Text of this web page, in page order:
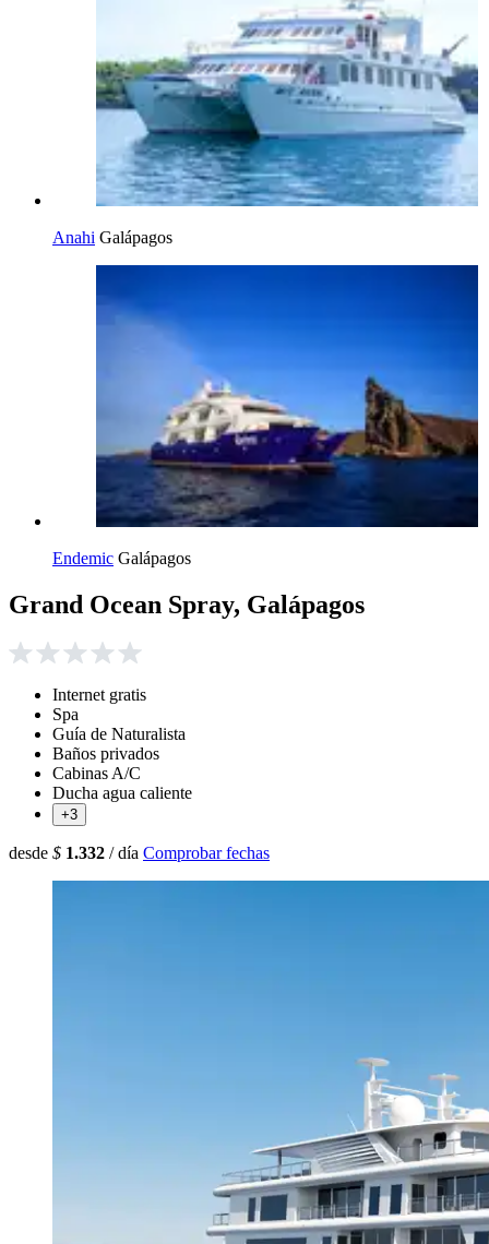
Anahi Galápagos
Endemic Galápagos
Grand Ocean Spray, Galápagos
Internet gratis
Spa
Guía de Naturalista
Baños privados
Cabinas A/C
Ducha agua caliente
+3
desde $ 1.332 / día Comprobar fechas